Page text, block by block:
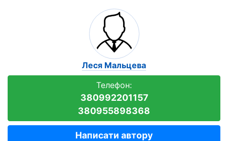
Леся Мальцева
Телефон:
380992201157
380955898368
Написати автору